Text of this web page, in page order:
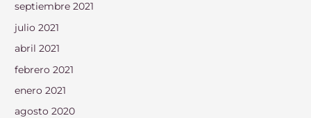
septiembre 2021
julio 2021
abril 2021
febrero 2021
enero 2021
agosto 2020